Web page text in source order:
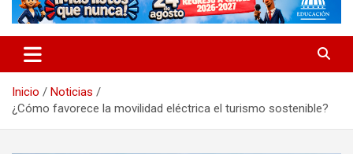
Inicio
Noticias
¿Cómo favorece la movilidad eléctrica el turismo sostenible?